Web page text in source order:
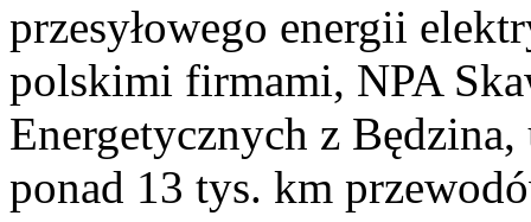
przesyłowego energii
polskimi firmami, NPA
Energetycznych z
ponad 13 tys. km